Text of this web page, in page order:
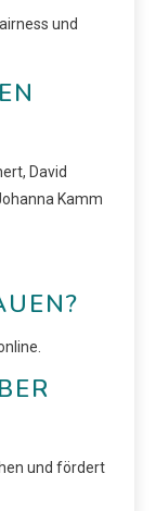
und
David
Kamm
und fördert